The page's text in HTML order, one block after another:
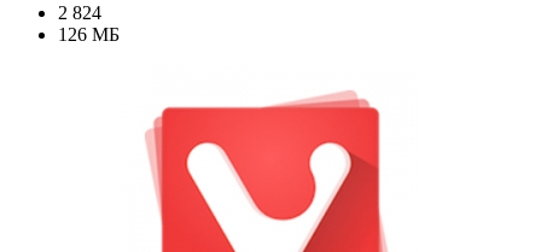
2 824
126 МБ